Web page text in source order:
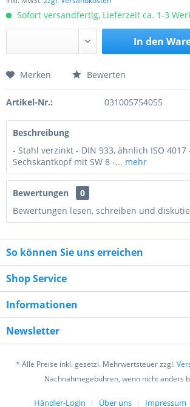
Sofort versandfertig, Lieferzeit ca. 1-3
In den
Preis anfragen
2 * 7 = ?
Ich habe dieDatenschutzerklärung
Merken Bewerten
Artikel-Nr.: 031005754055
Beschreibung
- Stahl verzinkt - DIN 933, ähnlich ISO 4017
Sechskantkopf mit SW 8 -... mehr
Bewertungen
0
Bewertungen lesen, schreiben und
So können Sie uns erreichen
Shop Service
Informationen
Newsletter
* Alle Preise inkl. gesetzl. Mehrwertsteuer zzgl.
Nachnahmegebühren, wenn nicht anders
Händler-Login Über uns Impressum